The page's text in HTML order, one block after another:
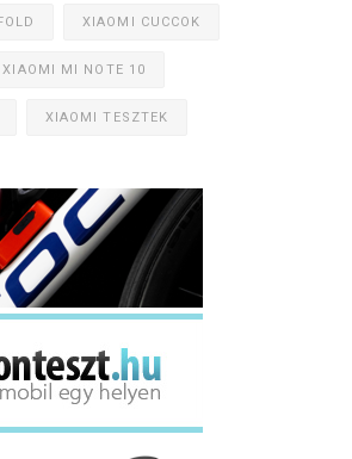
XIAOMI CUCCOK
XIAOMI MI NOTE 10
XIAOMI TESZTEK